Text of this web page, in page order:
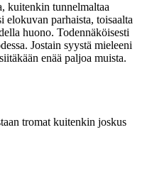
kuitenkin tunnelmaltaa
parhaista, toisaalta
huono. Todennäköisesti
Jostain syystä mieleeni
enää paljoa muista.
tromat kuitenkin joskus